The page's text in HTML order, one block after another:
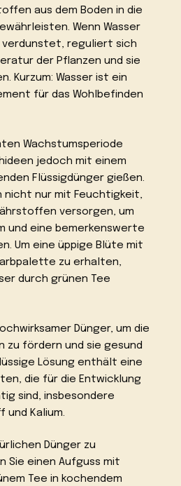
aus dem Boden in die
Wenn Wasser
verdunstet, reguliert sich
der Pflanzen und sie
Kurzum: Wasser ist ein
für das Wohlbefinden
Wachstumsperiode
jedoch mit einem
Flüssigdünger gießen.
nicht nur mit Feuchtigkeit,
versorgen, um
und eine bemerkenswerte
Um eine üppige Blüte mit
zu erhalten,
durch grünen Tee
Dünger, um die
zu fördern und sie gesund
Lösung enthält eine
die für die Entwicklung
sind, insbesondere
und Kalium.
Dünger zu
Sie einen Aufguss mit
Tee in kochendem